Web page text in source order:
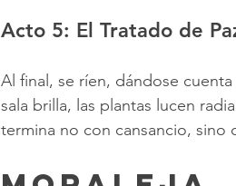
Acto 5: El Tratado de
Al final, se ríen, dándose
sala brilla, las plantas lucen
termina no con cansancio, sino